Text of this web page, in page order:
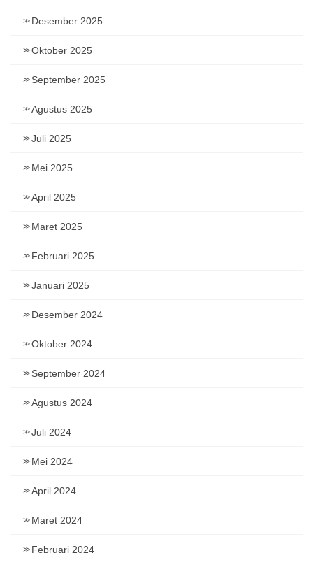
Desember 2025
Oktober 2025
September 2025
Agustus 2025
Juli 2025
Mei 2025
April 2025
Maret 2025
Februari 2025
Januari 2025
Desember 2024
Oktober 2024
September 2024
Agustus 2024
Juli 2024
Mei 2024
April 2024
Maret 2024
Februari 2024